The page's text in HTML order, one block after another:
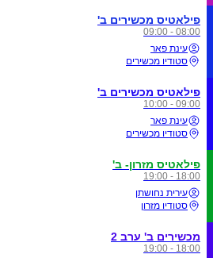
פילאטיס מכשירים ב'
08:00 - 09:00
עינת פאר
סטודיו מכשירים
פילאטיס מכשירים ב'
09:00 - 10:00
עינת פאר
סטודיו מכשירים
פילאטיס מזרון- ב'
18:00 - 19:00
עירית נחושתן
סטודיו מזרון
מכשירים ב' ערב 2
18:00 - 19:00